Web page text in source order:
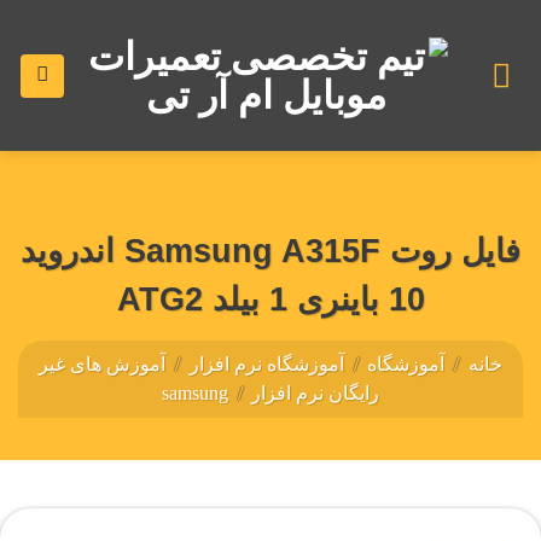
محتوا
فایل روت Samsung A315F اندروید
10 باینری 1 بیلد ATG2
خانه / آموزشگاه / آموزشگاه نرم افزار / آموزش های غیر
رایگان نرم افزار
/
samsung